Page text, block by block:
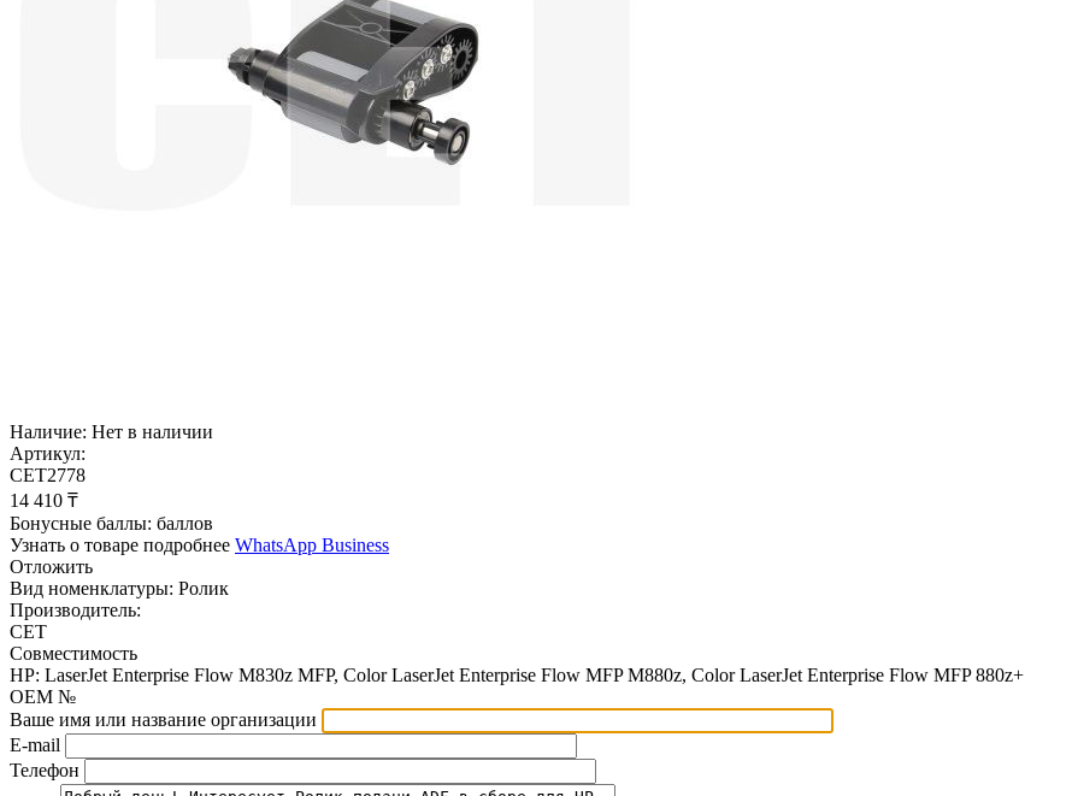
Наличие: Нет в наличии
Артикул:
CET2778
14 410 ₸
Бонусные баллы: баллов
Узнать о товаре подробнее WhatsApp Business
Отложить
Вид номенклатуры: Ролик
Производитель:
CET
Совместимость
HP: LaserJet Enterprise Flow M830z MFP, Color LaserJet Enterprise Flow MFP M880z, Color LaserJet Enterprise Flow MFP 880z+
OEM №
Ваше имя или название организации
E-mail
Телефон